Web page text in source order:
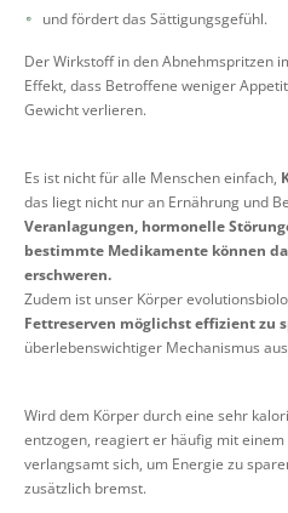
und fördert das Sättigungsgefühl.
Der Wirkstoff in den Abnehmspritzen
Effekt, dass Betroffene weniger
Gewicht verlieren.
Es ist nicht für alle Menschen einfach,
das liegt nicht nur an Ernährung und
Veranlagungen, hormonelle
bestimmte Medikamente können
erschweren.
Zudem ist unser Körper
Fettreserven möglichst effizient zu
überlebenswichtiger Mechanismus
Wird dem Körper durch eine sehr
entzogen, reagiert er häufig mit einem
verlangsamt sich, um Energie zu
zusätzlich bremst.